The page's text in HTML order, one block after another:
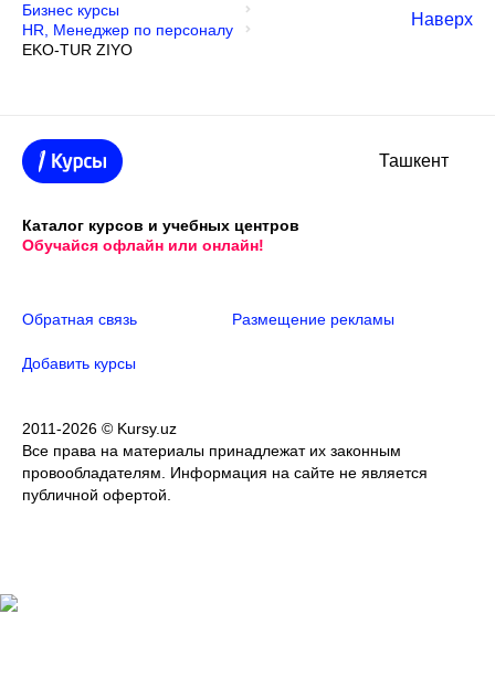
Бизнес курсы
HR, Менеджер по персоналу
EKO-TUR ZIYO
Наверх
Ташкент
Каталог курсов и учебных центров
Обучайся офлайн или онлайн!
Обратная связь Размещение рекламы
Добавить курсы
2011-2026 © Kursy.uz
Все права на материалы принадлежат их законным
провообладателям. Информация на сайте не является
публичной офертой.